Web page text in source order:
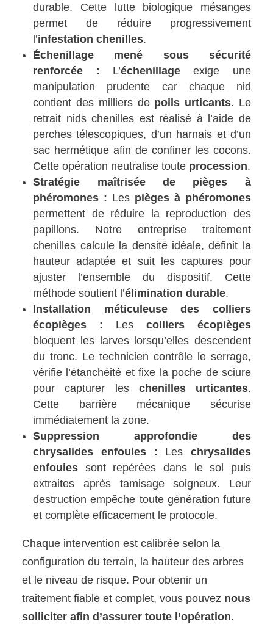
durable. Cette lutte biologique mésanges
permet de réduire progressivement
l’infestation chenilles.
Échenillage mené sous sécurité
renforcée : L’échenillage exige une
manipulation prudente car chaque nid
contient des milliers de poils urticants. Le
retrait nids chenilles est réalisé à l’aide de
perches télescopiques, d’un harnais et d’un
sac hermétique afin de confiner les cocons.
Cette opération neutralise toute procession.
Stratégie maîtrisée de pièges à
phéromones : Les pièges à phéromones
permettent de réduire la reproduction des
papillons. Notre entreprise traitement
chenilles calcule la densité idéale, définit la
hauteur adaptée et suit les captures pour
ajuster l’ensemble du dispositif. Cette
méthode soutient l’élimination durable.
Installation méticuleuse des colliers
écopièges : Les colliers écopièges
bloquent les larves lorsqu’elles descendent
du tronc. Le technicien contrôle le serrage,
vérifie l’étanchéité et fixe la poche de sciure
pour capturer les chenilles urticantes.
Cette barrière mécanique sécurise
immédiatement la zone.
Suppression approfondie des
chrysalides enfouies : Les chrysalides
enfouies sont repérées dans le sol puis
extraites après tamisage soigneux. Leur
destruction empêche toute génération future
et complète efficacement le protocole.
Chaque intervention est calibrée selon la
configuration du terrain, la hauteur des arbres
et le niveau de risque. Pour obtenir un
traitement fiable et complet, vous pouvez nous
solliciter afin d’assurer toute l’opération.